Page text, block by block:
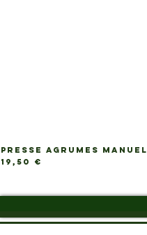
PRESSE AGRUMES MANUEL
Prix
19,50 €